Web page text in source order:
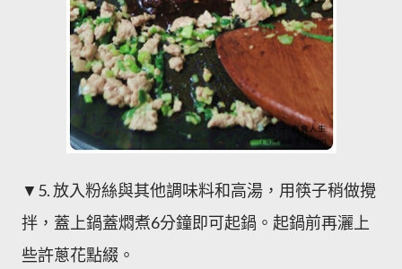
▼5. 放入粉絲與其他調味料和高湯，用筷子稍做攪
拌，蓋上鍋蓋燜煮6分鐘即可起鍋。起鍋前再灑上
些許蔥花點綴。